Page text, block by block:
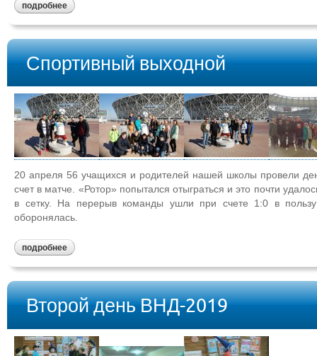
подробнее
Спортивный выходной
20 апреля 56 учащихся и родителей нашей школы провели
счет в матче. «Ротор» попытался отыграться и это почти
в сетку. На перерыв команды ушли при счете 1:0 в
оборонялась.
подробнее
Второй день ВНД-2019